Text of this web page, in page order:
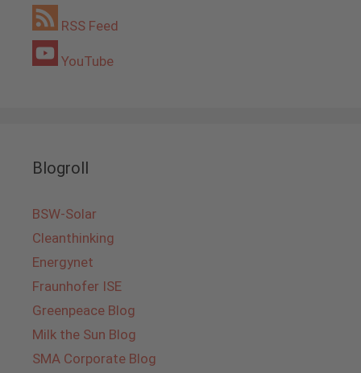
RSS Feed
YouTube
Blogroll
BSW-Solar
Cleanthinking
Energynet
Fraunhofer ISE
Greenpeace Blog
Milk the Sun Blog
SMA Corporate Blog